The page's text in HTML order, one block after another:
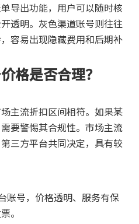
导出功能，用户可以随时核
透明。灰色渠道账号则往往
容易出现隐藏费用和后期补
格是否合理？
主流折扣区间相符。如果某
要警惕其合规性。市场主流
三方平台共同决定，具有较
账号，价格透明、服务有保
。